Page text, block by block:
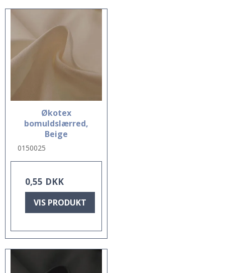
Økotex
bomuldslærred,
Beige
0150025
0,55 DKK
VIS PRODUKT